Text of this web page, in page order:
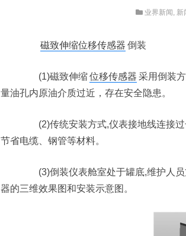
业界新闻 , 新
磁致伸缩位移传感器 倒装
(1)磁致伸缩位移传感器 采用倒装
量油孔内原油介质过近，存在安全隐患。
(2)传统安装方式,仪表接地线连接过
节省电缆、钢管等材料。
(3)倒装仪表舱室处于罐底,维护人员
器的三维效果图和安装示意图。